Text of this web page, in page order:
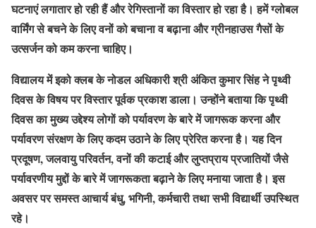
घटनाएं लगातार हो रही हैं और रेगिस्तानों का विस्तार हो रहा है। हमें ग्लोबल
वार्मिंग से बचने के लिए वनों को बचाना व बढ़ाना और ग्रीनहाउस गैसों के
उत्सर्जन को कम करना चाहिए।
विद्यालय में इको क्लब के नोडल अधिकारी श्री अंकित कुमार सिंह ने पृथ्वी
दिवस के विषय पर विस्तार पूर्वक प्रकाश डाला। उन्होंने बताया कि पृथ्वी
दिवस का मुख्य उद्देश्य लोगों को पर्यावरण के बारे में जागरूक करना और
पर्यावरण संरक्षण के लिए कदम उठाने के लिए प्रेरित करना है। यह दिन
प्रदूषण, जलवायु परिवर्तन, वनों की कटाई और लुप्तप्राय प्रजातियों जैसे
पर्यावरणीय मुद्दों के बारे में जागरूकता बढ़ाने के लिए मनाया जाता है। इस
अवसर पर समस्त आचार्य बंधु, भगिनी, कर्मचारी तथा सभी विद्यार्थी उपस्थित
रहे।